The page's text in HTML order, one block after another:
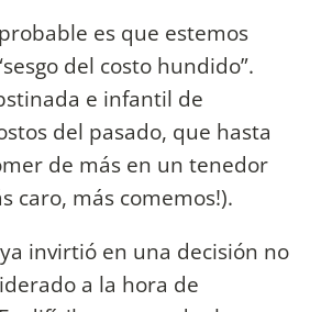
es que estemos
del costo hundido”.
e infantil de
del pasado, que hasta
de más en un tenedor
caro, más comemos!).
invirtió en una decisión no
a la hora de